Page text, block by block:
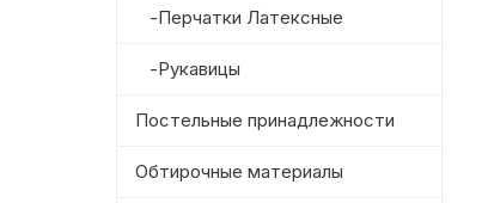
-Перчатки Латексные
-Рукавицы
Постельные принадлежности
Обтирочные материалы